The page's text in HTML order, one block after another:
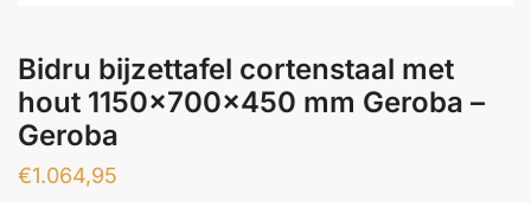
Bidru bijzettafel cortenstaal met
hout 1150x700x450 mm Geroba –
Geroba
€1.064,95